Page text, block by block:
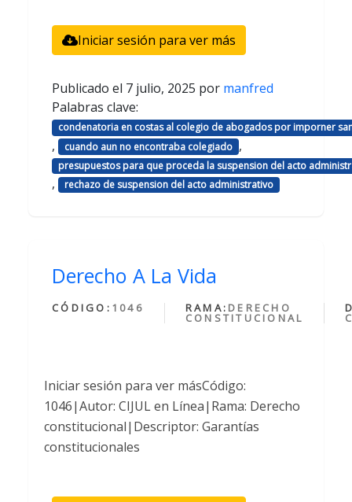
Iniciar sesión para ver más
Publicado el 7 julio, 2025 por manfred
Palabras clave:
condenatoria en costas al colegio de abogados por imporner
, cuando aun no encontraba colegiado ,
presupuestos para que proceda la suspension del acto
, rechazo de suspension del acto administrativo
Derecho A La Vida
CÓDIGO: 1046 RAMA: DERECHO
CONSTITUCIONAL
Iniciar sesión para ver másCódigo:
1046|Autor: CIJUL en Línea|Rama: Derecho
constitucional|Descriptor: Garantías
constitucionales